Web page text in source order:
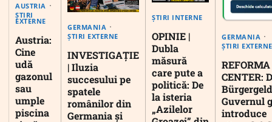
AUSTRIA
ȘTIRI
EXTERNE
Austria:
Cine
udă
gazonul
sau
umple
piscina
GERMANIA
ȘTIRI EXTERNE
INVESTIGAȚIE
| Iluzia
succesului pe
spatele
românilor din
Germania și
ȘTIRI INTERNE
OPINIE |
Dubla
măsură
care pute a
politică: De
la isteria
„Azilelor
GERMANIA
ȘTIRI EXTERNE
CENTER:
Guvernul
introduce